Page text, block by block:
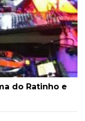
do Ratinho e